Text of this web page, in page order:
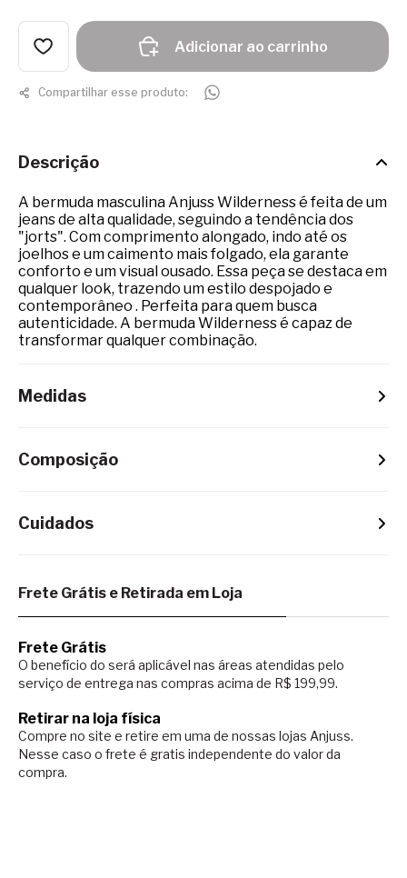
Adicionar ao carrinho
Compartilhar esse produto:
Descrição
A bermuda masculina Anjuss Wilderness é feita de um
jeans de alta qualidade, seguindo a tendência dos
"jorts". Com comprimento alongado, indo até os
joelhos e um caimento mais folgado, ela garante
conforto e um visual ousado. Essa peça se destaca em
qualquer look, trazendo um estilo despojado e
contemporâneo . Perfeita para quem busca
autenticidade. A bermuda Wilderness é capaz de
transformar qualquer combinação.
Composição
Cuidados
Medidas
Frete Grátis e Retirada em Loja
Frete Grátis
O benefício do será aplicável nas áreas atendidas pelo
serviço de entrega nas compras acima de R$ 199,99.
Retirar na loja física
Compre no site e retire em uma de nossas lojas Anjuss.
Nesse caso o frete é gratis independente do valor da
compra.